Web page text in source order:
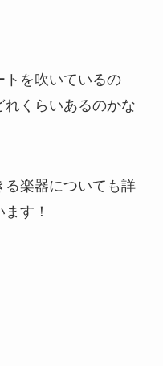
トを吹いているの
くらいあるのかな
る楽器についても詳
す！